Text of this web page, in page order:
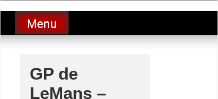
to
contentLucio Lopez GP
luciolopezgp
Menu
GP de
LeMans –